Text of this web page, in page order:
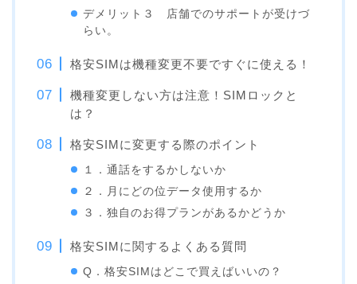
デメリット３ 店舗でのサポートが受けづ
らい。
格安SIMは機種変更不要ですぐに使える！
機種変更しない方は注意！SIMロックと
は？
格安SIMに変更する際のポイント
１．通話をするかしないか
２．月にどの位データ使用するか
３．独自のお得プランがあるかどうか
格安SIMに関するよくある質問
Q．格安SIMはどこで買えばいいの？